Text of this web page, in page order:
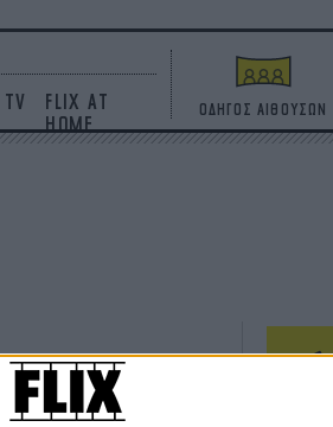
TV
FLIX AT
HOME
ΟΔΗΓΟΣ ΑΙΘΟΥΣΩΝ